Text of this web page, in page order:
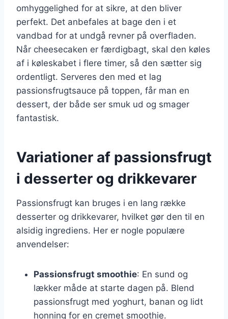
omhyggelighed for at sikre, at den bliver
perfekt. Det anbefales at bage den i et
vandbad for at undgå revner på overfladen.
Når cheesecaken er færdigbagt, skal den køles
af i køleskabet i flere timer, så den sætter sig
ordentligt. Serveres den med et lag
passionsfrugtsauce på toppen, får man en
dessert, der både ser smuk ud og smager
fantastisk.
Variationer af passionsfrugt
i desserter og drikkevarer
Passionsfrugt kan bruges i en lang række
desserter og drikkevarer, hvilket gør den til en
alsidig ingrediens. Her er nogle populære
anvendelser:
Passionsfrugt smoothie: En sund og
lækker måde at starte dagen på. Blend
passionsfrugt med yoghurt, banan og lidt
honning for en cremet smoothie.